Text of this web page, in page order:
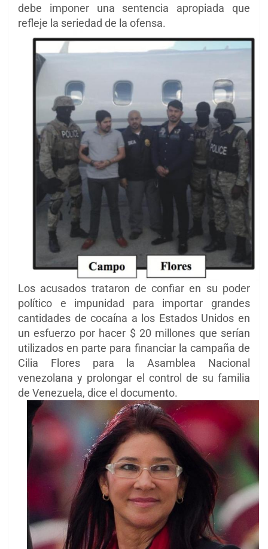
debe imponer una sentencia apropiada que
refleje la seriedad de la ofensa.
Los acusados ​​trataron de confiar en su poder
político e impunidad para importar grandes
cantidades de cocaína a los Estados Unidos en
un esfuerzo por hacer $ 20 millones que serían
utilizados en parte para financiar la campaña de
Cilia Flores para la Asamblea Nacional
venezolana y prolongar el control de su familia
de Venezuela, dice el documento.